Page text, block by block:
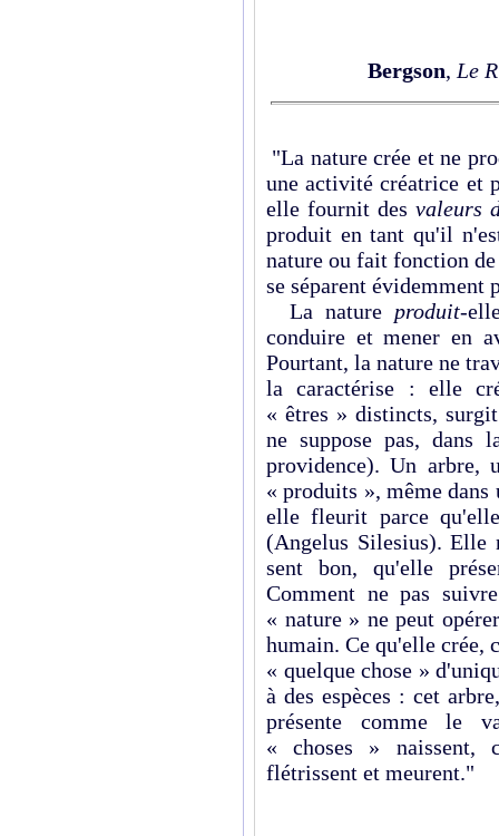
Bergson, Le
"La nature crée et ne
une activité créatrice et
elle fournit des valeurs
produit en tant qu'il
nature ou fait fonction
se séparent évidemment
La nature produit-
conduire et mener en
Pourtant, la nature ne
la caractérise : elle
« êtres » distincts,
ne suppose pas, dans
providence). Un arbre,
« produits », même
elle fleurit parce
(Angelus Silesius). Elle
sent bon, qu'elle
Comment ne pas
« nature » ne peut
humain. Ce qu'elle crée,
« quelque chose »
à des espèces : cet
présente comme le
« choses » naissent,
flétrissent et meurent."